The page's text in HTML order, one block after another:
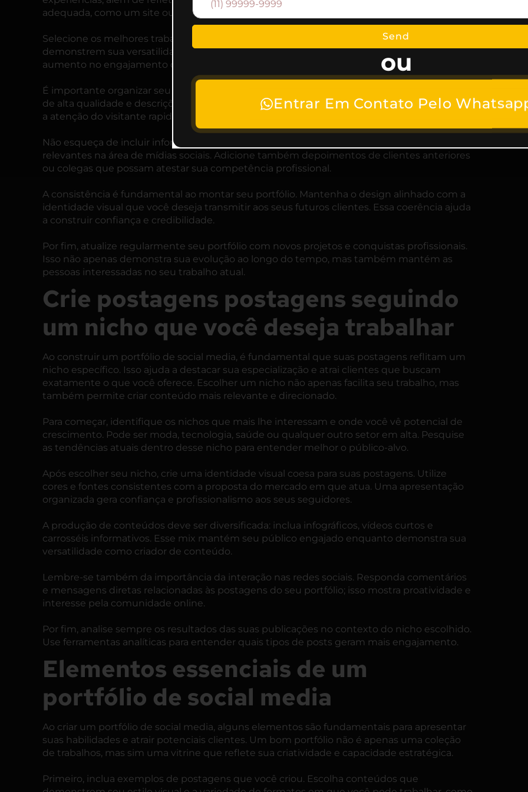
adequada, como um site ou uma rede social profissional.
Selecione os melhores trabalhos que você já realizou. Inclua projetos variados que
demonstrem sua versatilidade. Se possível, apresente resultados concretos, como
aumento no engajamento ou crescimento nas vendas devido às suas estratégias.
É importante organizar seu portfólio de forma clara e visualmente atraente. Use imagens
de alta qualidade e descrições concisas para cada projeto. Isso facilita a navegação e chama
a atenção do visitante rapidamente.
Não esqueça de incluir informações pessoais, como sua formação acadêmica e certificados
relevantes na área de mídias sociais. Adicione também depoimentos de clientes anteriores
ou colegas que possam atestar sua competência profissional.
A consistência é fundamental ao montar seu portfólio. Mantenha o design alinhado com a
identidade visual que você deseja transmitir aos seus futuros clientes. Essa coerência ajuda
a construir confiança e credibilidade.
Por fim, atualize regularmente seu portfólio com novos projetos e conquistas profissionais.
Isso não apenas demonstra sua evolução ao longo do tempo, mas também mantém as
pessoas interessadas no seu trabalho atual.
Crie postagens postagens seguindo
um nicho que você deseja trabalhar
Ao construir um portfólio de social media, é fundamental que suas postagens reflitam um
nicho específico. Isso ajuda a destacar sua especialização e atrai clientes que buscam
exatamente o que você oferece. Escolher um nicho não apenas facilita seu trabalho, mas
também permite criar conteúdo mais relevante e direcionado.
Para começar, identifique os nichos que mais lhe interessam e onde você vê potencial de
crescimento. Pode ser moda, tecnologia, saúde ou qualquer outro setor em alta. Pesquise
as tendências atuais dentro desse nicho para entender melhor o público-alvo.
Após escolher seu nicho, crie uma identidade visual coesa para suas postagens. Utilize
cores e fontes consistentes com a proposta do mercado em que atua. Uma apresentação
organizada gera confiança e profissionalismo aos seus seguidores.
A produção de conteúdos deve ser diversificada: inclua infográficos, vídeos curtos e
carrosséis informativos. Esse mix mantém seu público engajado enquanto demonstra sua
versatilidade como criador de conteúdo.
Lembre-se também da importância da interação nas redes sociais. Responda comentários
e mensagens diretas relacionadas às postagens do seu portfólio; isso mostra proatividade e
interesse pela comunidade online.
Por fim, analise sempre os resultados das suas publicações no contexto do nicho escolhido.
Use ferramentas analíticas para entender quais tipos de posts geram mais engajamento.
Elementos essenciais de um
portfólio de social media
Ao criar um portfólio de social media, alguns elementos são fundamentais para apresentar
suas habilidades e atrair potenciais clientes. Um bom portfólio não é apenas uma coleção
de trabalhos, mas sim uma vitrine que reflete sua criatividade e capacidade estratégica.
Primeiro, inclua exemplos de postagens que você criou. Escolha conteúdos que
Send
ou
Entrar Em Contato Pelo Whatsapp